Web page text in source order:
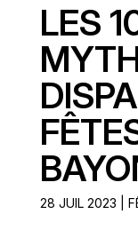
LES
28 JUIL 2023